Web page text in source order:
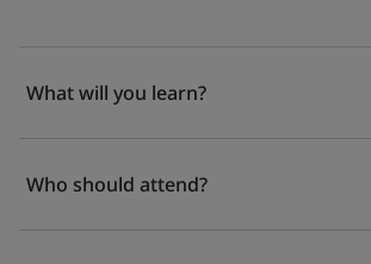
What will you learn?
Who should attend?